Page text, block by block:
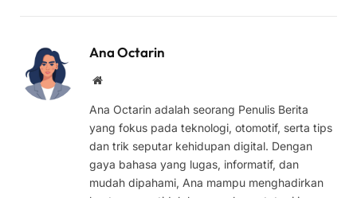
Ana Octarin
Website
Ana Octarin adalah seorang Penulis Berita
yang fokus pada teknologi, otomotif, serta tips
dan trik seputar kehidupan digital. Dengan
gaya bahasa yang lugas, informatif, dan
mudah dipahami, Ana mampu menghadirkan